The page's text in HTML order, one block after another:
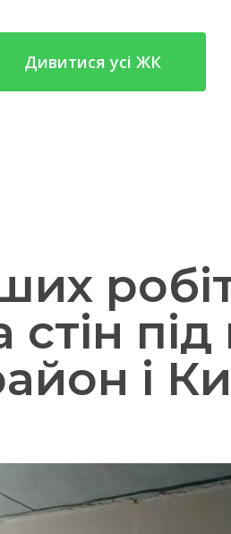
Дивитися усі ЖК
стін
і